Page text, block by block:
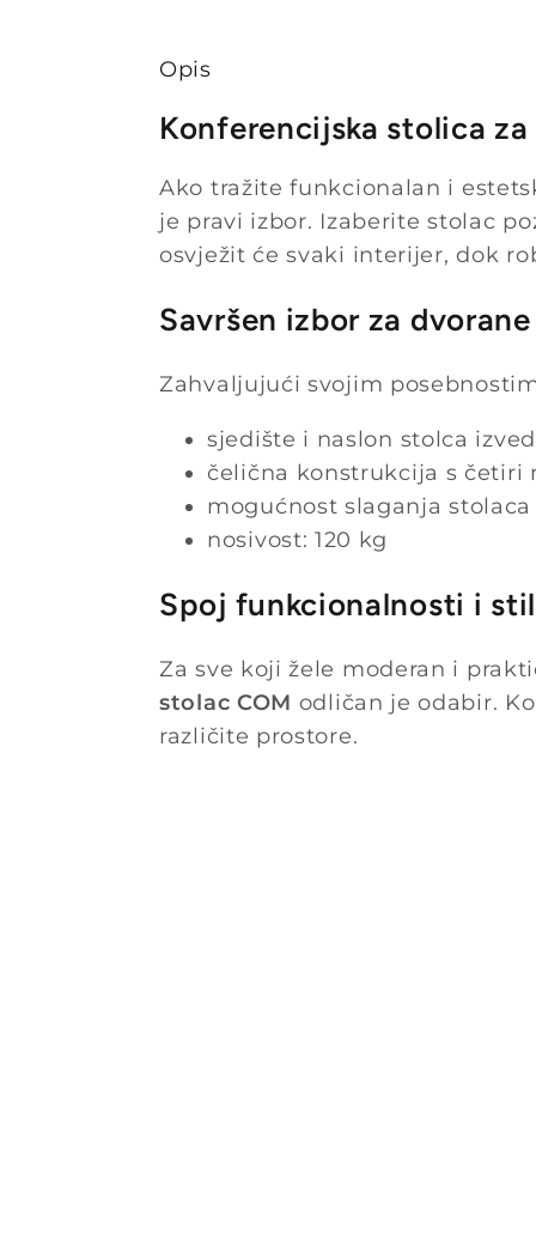
Opis
Konferencijska stolica
Ako tražite funkcionalan i
je pravi izbor. Izaberite stolac
osvježit će svaki interijer, dok
Savršen izbor za
Zahvaljujući svojim
sjedište i naslon stolca
čelična konstrukcija s četiri
mogućnost slaganja
nosivost: 120 kg
Spoj funkcionalnosti i
Za sve koji žele moderan i
stolac COM odličan je odabir.
različite prostore.